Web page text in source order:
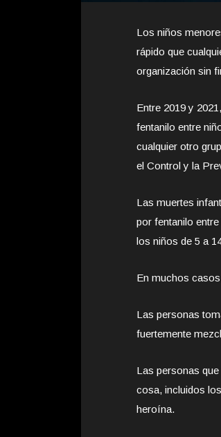
Los niños
rápido que
organización sin
Entre 2019 y
fentanilo entre
cualquier otro
el Control y la
Las muertes
por fentanilo
los niños de 5 a
En muchos
Las personas
fuertemente
Las personas
cosa, incluidos
heroína.